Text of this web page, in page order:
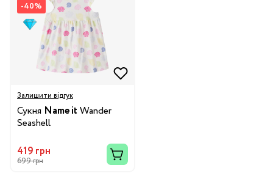
-40%
Залишити відгук
Сукня Name it Wander
Seashell
419 грн
699 грн